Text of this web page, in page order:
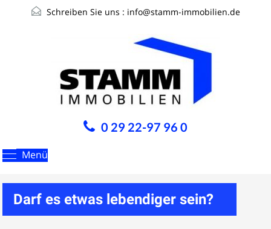
Schreiben Sie uns : info@stamm-immobilien.de
0 29 22-97 96 0
Menü
Darf es etwas lebendiger sein?